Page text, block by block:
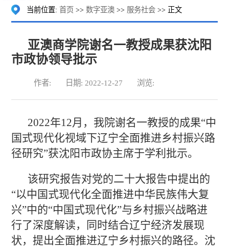
当前位置:首页 >>数字亚澳 >> 服务社会 >> 正文
亚澳商学院谢名一教授成果获沈阳
市政协领导批示
作者: 日期: 2022-12-27 浏览:
2022年12月，我院谢名一教授的成果“中
国式现代化视域下辽宁全面推进乡村振兴路
径研究”获沈阳市政协主席于学利批示。
该研究报告对党的二十大报告中提出的
“以中国式现代化全面推进中华民族伟大复
兴”中的“中国式现代化”与乡村振兴战略进
行了深度解读，同时结合辽宁经济发展现
状，提出全面推进辽宁乡村振兴的路径。沈